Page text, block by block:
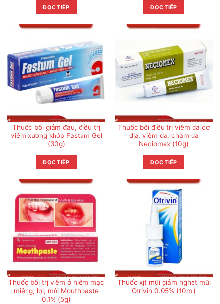
ĐỌC TIẾP ĐỌC TIẾP
Thuốc bôi giảm đau, điều trị
viêm xương khớp Fastum Gel
(30g)
ĐỌC TIẾP
Thuốc bôi điều trị viêm da cơ
địa, viêm da, chàm da
Neciomex (10g)
ĐỌC TIẾP
Thuốc bôi trị viêm ở niêm mạc
miệng, lợi, môi Mouthpaste
0.1% (5g)
Thuốc xịt mũi giảm nghẹt mũi
Otrivin 0.05% (10ml)